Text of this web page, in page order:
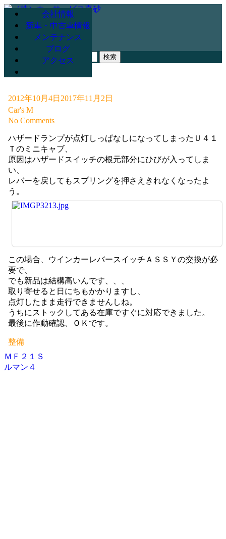
078-947-3265
会社情報
新車・中古車情報
メンテナンス
ブログ
アクセス
2012年10月4日 2017年11月2日
Car's M
No Comments
ハザードランプが点灯しっぱなしになってしまったＵ４１
Ｔのミニキャブ、
原因はハザードスイッチの根元部分にひびが入ってしま
い、
レバーを戻してもスプリングを押さえきれなくなったよ
う。
この場合、ウインカーレバースイッチＡＳＳＹの交換が必
要で、
でも新品は結構高いんです、、、
取り寄せると日にちもかかりますし、
点灯したまま走行できませんしね。
うちにストックしてある在庫ですぐに対応できました。
最後に作動確認、ＯＫです。
整備
投
ＭＦ２１Ｓ
ルマン４